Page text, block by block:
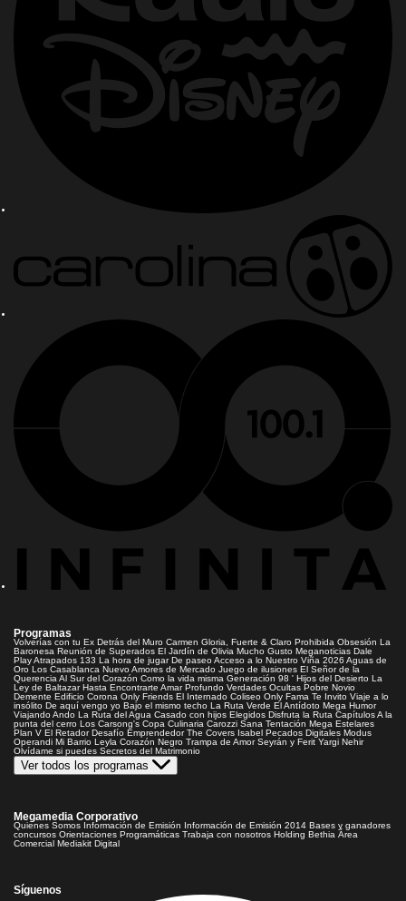
Programas
Volverías con tu Ex Detrás del Muro Carmen Gloria, Fuerte & Claro Prohibida Obsesión La
Baronesa Reunión de Superados El Jardín de Olivia Mucho Gusto Meganoticias Dale
PlayAtrapados 133 La hora de jugar De paseoAcceso a lo Nuestro Viña 2026 Aguas de
Oro Los Casablanca Nuevo Amores de Mercado Juego de ilusiones El Señor de la
Querencia Al Sur del Corazón Como la vida misma Generación 98 ' Hijos del Desierto La
Ley de Baltazar Hasta Encontrarte Amar Profundo Verdades Ocultas Pobre Novio
Demente Edificio Corona Only Friends El Internado Coliseo Only Fama Te Invito Viaje a lo
insólito De aquí vengo yo Bajo el mismo techo La Ruta Verde El Antídoto Mega Humor
Viajando Ando La Ruta del Agua Casado con hijos Elegidos Disfruta la Ruta CapítulosA la
punta del cerro Los Carsong's Copa Culinaria Carozzi Sana Tentación Mega Estelares
Plan V El Retador Desafío Emprendedor The Covers Isabel Pecados Digitales Modus
Operandi Mi Barrio Leyla Corazón Negro Trampa de Amor Seyrán y Ferit Yargi Nehir
Olvídame si puedes Secretos del Matrimonio
Ver todos los programas
Megamedia Corporativo
Quienes Somos Información de Emisión Información de Emisión 2014 Bases y ganadores
concursos Orientaciones Programáticas Trabaja con nosotros Holding Bethia Área
Comercial Mediakit Digital
Síguenos